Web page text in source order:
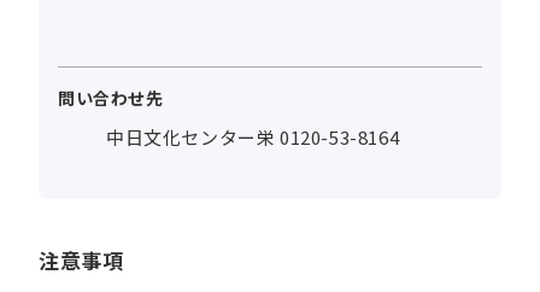
問い合わせ先
中日文化センター栄 0120-53-8164
注意事項